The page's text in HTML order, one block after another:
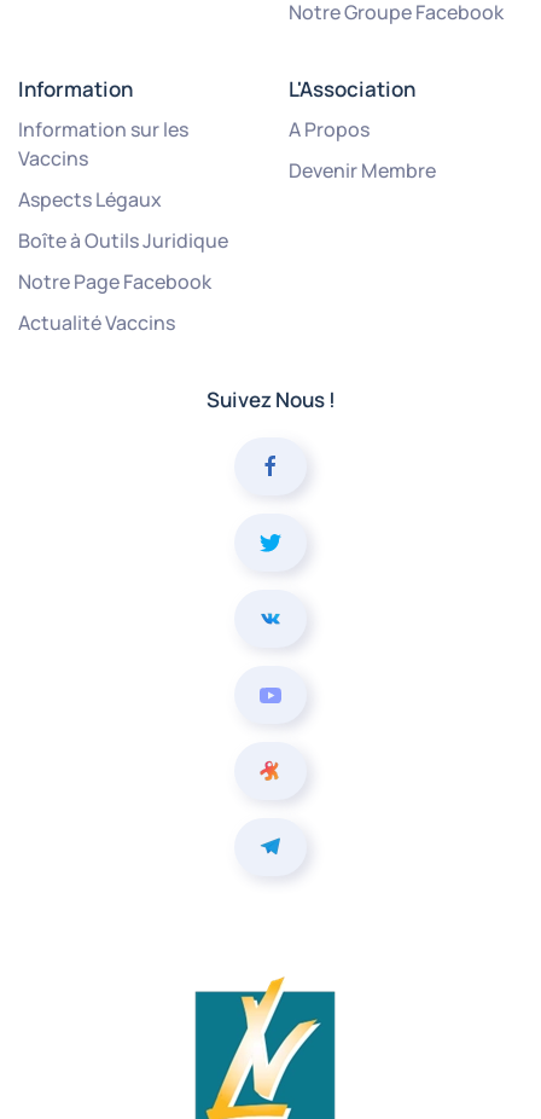
Notre Groupe Facebook
Information
Information sur les
Vaccins
Aspects Légaux
Boîte à Outils Juridique
Notre Page Facebook
Actualité Vaccins
L'Association
A Propos
Devenir Membre
Suivez Nous !